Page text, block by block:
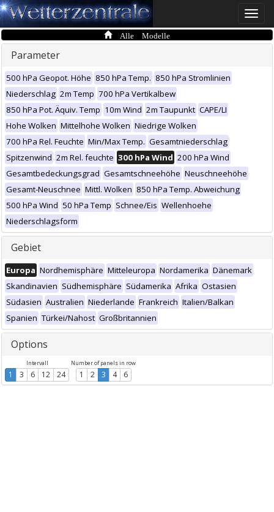
Toggle
Alle Modelle
Parameter
500 hPa Geopot. Höhe 850 hPa Temp. 850 hPa Stromlinien
Niederschlag 2m Temp 700 hPa Vertikalbew
850 hPa Pot. Äquiv. Temp 10m Wind 2m Taupunkt CAPE/LI
Hohe Wolken Mittelhohe Wolken Niedrige Wolken
700 hPa Rel. Feuchte Min/Max Temp. Gesamtniederschlag
Spitzenwind 2m Rel. feuchte 300 hPa Wind 200 hPa Wind
Gesamtbedeckungsgrad Gesamtschneehöhe Neuschneehöhe
Gesamt-Neuschnee Mittl. Wolken 850 hPa Temp. Abweichung
500 hPa Wind 50 hPa Temp Schnee/Eis Wellenhoehe
Niederschlagsform
Gebiet
Europa Nordhemisphäre Mitteleuropa Nordamerika Dänemark
Skandinavien Südhemisphäre Südamerika Afrika Ostasien
Südasien Australien Niederlande Frankreich Italien/Balkan
Spanien Türkei/Nahost Großbritannien
Options
Intervall
1 3 6 12 24
Number of panels in row
1 2 3 4 6